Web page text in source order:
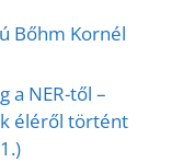
Bőhm Kornél
a NER-től –
éléről történt